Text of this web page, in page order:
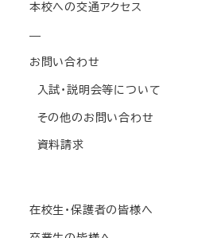
本校への交通アクセス
—
お問い合わせ
入試・説明会等について
その他のお問い合わせ
資料請求
在校生・保護者の皆様へ